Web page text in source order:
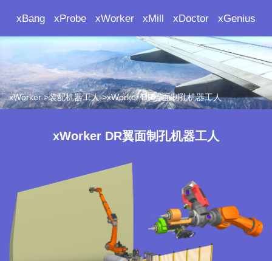
xBang xProbe xWorker xMill xDoctor xGenius
xWorker >装配机器工人 >xWorker DR翼面制孔机器工人
xWorker DR翼面制孔机器工人